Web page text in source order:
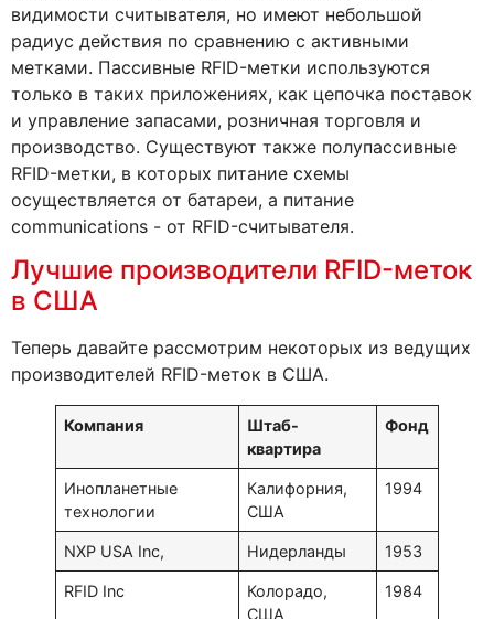
видимости считывателя, но имеют небольшой
радиус действия по сравнению с активными
метками. Пассивные RFID-метки используются
только в таких приложениях, как цепочка поставок
и управление запасами, розничная торговля и
производство. Существуют также полупассивные
RFID-метки, в которых питание схемы
осуществляется от батареи, а питание
communications - от RFID-считывателя.
Лучшие производители RFID-меток
в США
Теперь давайте рассмотрим некоторых из ведущих
производителей RFID-меток в США.
Компания
Штаб-
квартира
Фонд
Инопланетные
технологии
Калифорния,
США
1994
NXP USA Inc, Нидерланды 1953
RFID Inc
Колорадо,
США
1984